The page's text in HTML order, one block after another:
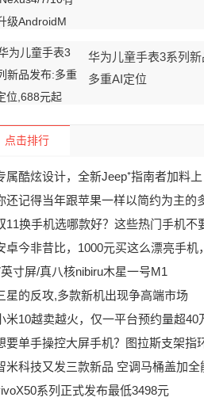
华为儿童手表3系列新
多重AI定位
点击排行
属酷炫设计，全新Jeep⁺指南者加料上
还记得当年跟苹果一样以简约为主的
11换手机选哪款好？这些热门手机不
卓今非昔比，1000元买这么漂亮手机，
寸屏/真八核nibiru木星一号M1
星的反攻,多款新机出现争高端市场
米10越卖越火，仅一平台预约量超40
要单手操控大屏手机？图拉斯支架指
米科技又发三款新品 空调马桶盖加全
系列正式发布最低3498元